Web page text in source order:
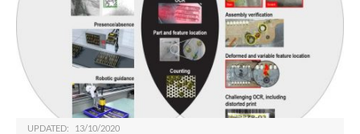
UPDATED: 13/10/2020